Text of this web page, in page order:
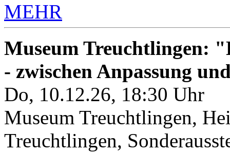
MEHR
Museum Treuchtlingen:
- zwischen Anpassung
Do, 10.12.26, 18:30 Uhr
Museum Treuchtlingen,
Treuchtlingen,